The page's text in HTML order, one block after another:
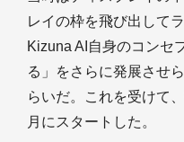
レイの枠を飛び出して
Kizuna AI自身のコンセ
る」をさらに発展させ
らいだ。これを受けて
月にスタートした。